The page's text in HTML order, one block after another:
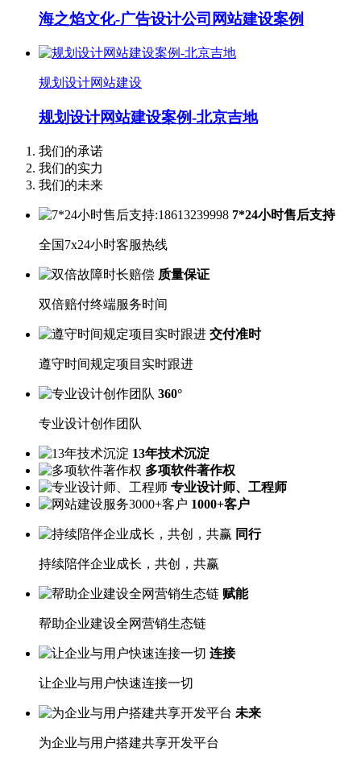
海之焰文化-广告设计公司网站建设案例
规划设计网站建设
规划设计网站建设案例-北京吉地
我们的承诺
我们的实力
我们的未来
7*24小时售后支持
全国7x24小时客服热线
质量保证
双倍赔付终端服务时间
交付准时
遵守时间规定项目实时跟进
360°
专业设计创作团队
13年技术沉淀
多项软件著作权
专业设计师、工程师
1000+客户
同行
持续陪伴企业成长，共创，共赢
赋能
帮助企业建设全网营销生态链
连接
让企业与用户快速连接一切
未来
为企业与用户搭建共享开发平台